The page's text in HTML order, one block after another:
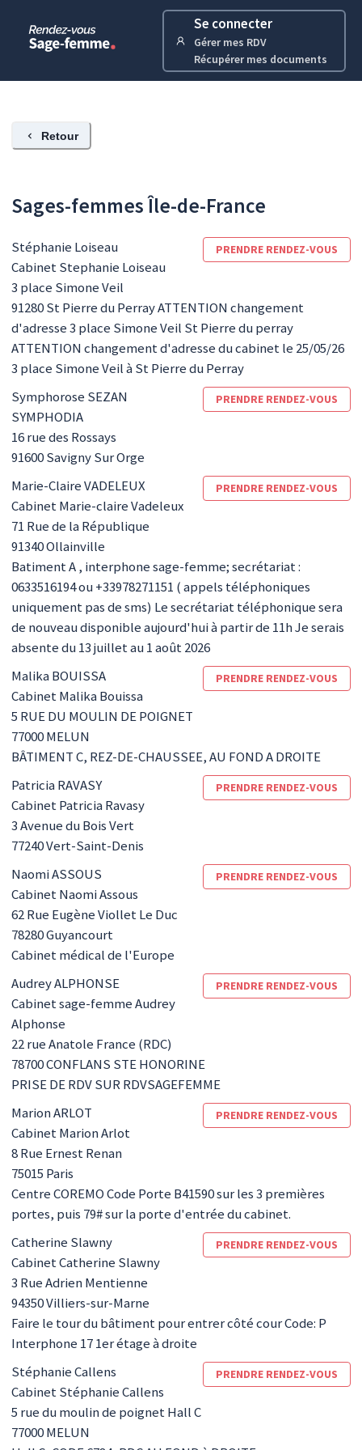
Se connecter
Gérer mes RDV
Récupérer mes documents
Retour
Sages-femmes Île-de-France
Stéphanie Loiseau PRENDRE RENDEZ-VOUS
Cabinet Stephanie Loiseau
3 place Simone Veil
91280St Pierre du Perray ATTENTION changement
d'adresse 3 place Simone Veil St Pierre du perray
ATTENTION changement d'adresse du cabinet le 25/05/26
3 place Simone Veil à St Pierre du Perray
Symphorose SEZAN PRENDRE RENDEZ-VOUS
SYMPHODIA
16 rue des Rossays
91600Savigny Sur Orge
Marie-ClaireVADELEUX PRENDRE RENDEZ-VOUS
Cabinet Marie-claire Vadeleux
71 Rue de la République
91340Ollainville
Batiment A , interphone sage-femme; secrétariat :
0633516194 ou +33978271151 ( appels téléphoniques
uniquement pas de sms) Le secrétariat téléphonique sera
de nouveau disponible aujourd'hui à partir de 11h Je serais
absente du 13 juillet au 1 août 2026
MalikaBOUISSA PRENDRE RENDEZ-VOUS
Cabinet Malika Bouissa
5 RUE DU MOULIN DE POIGNET
77000MELUN
BÂTIMENT C, REZ-DE-CHAUSSEE, AU FOND A DROITE
PatriciaRAVASY PRENDRE RENDEZ-VOUS
Cabinet Patricia Ravasy
3 Avenue du Bois Vert
77240Vert-Saint-Denis
NaomiASSOUS PRENDRE RENDEZ-VOUS
Cabinet Naomi Assous
62 Rue Eugène Viollet Le Duc
78280Guyancourt
Cabinet médical de l'Europe
AudreyALPHONSE PRENDRE RENDEZ-VOUS
Cabinet sage-femme Audrey
Alphonse
22 rue Anatole France (RDC)
78700CONFLANS STE HONORINE
PRISE DE RDV SUR RDVSAGEFEMME
MarionARLOT PRENDRE RENDEZ-VOUS
Cabinet Marion Arlot
8 Rue Ernest Renan
75015 Paris
Centre COREMO Code Porte B41590 sur les 3 premières
portes, puis 79# sur la porte d'entrée du cabinet.
Catherine Slawny PRENDRE RENDEZ-VOUS
Cabinet Catherine Slawny
3 Rue Adrien Mentienne
94350Villiers-sur-Marne
Faire le tour du bâtiment pour entrer côté cour Code: P
Interphone 17 1er étage à droite
StéphanieCallens PRENDRE RENDEZ-VOUS
Cabinet Stéphanie Callens
5 rue du moulin de poignet Hall C
77000MELUN